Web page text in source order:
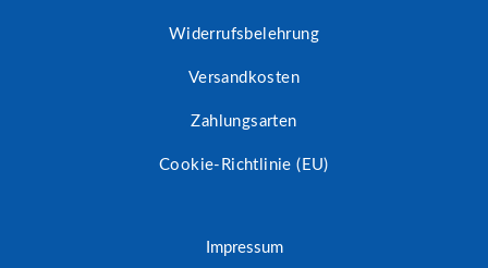
Widerrufsbelehrung
Versandkosten
Zahlungsarten
Cookie-Richtlinie (EU)
Impressum